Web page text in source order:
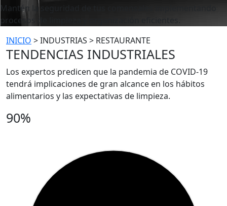
Mantén la seguridad de tus comensales implementando
procesos de limpieza y organización eficientes.
INICIO > INDUSTRIAS > RESTAURANTE
TENDENCIAS INDUSTRIALES
Los expertos predicen que la pandemia de COVID-19
tendrá implicaciones de gran alcance en los hábitos
alimentarios y las expectativas de limpieza.
90%